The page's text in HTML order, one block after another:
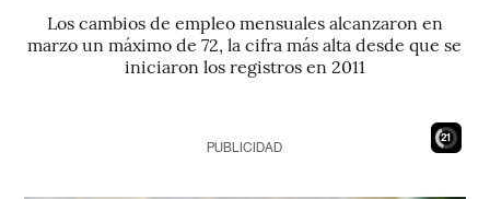
Los cambios de empleo mensuales alcanzaron en
marzo un máximo de 72, la cifra más alta desde que se
iniciaron los registros en 2011
20
PUBLICIDAD